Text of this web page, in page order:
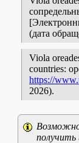
(дата
Viola
countries:
https://
2026).
получить